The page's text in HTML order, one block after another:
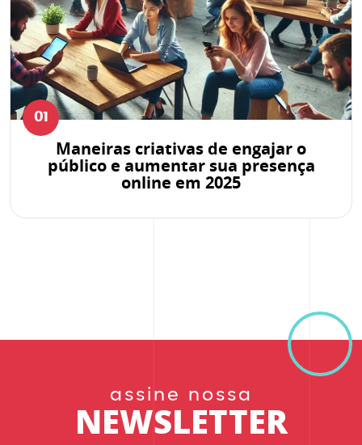
01
Maneiras criativas de engajar o
público e aumentar sua presença
online em 2025
assine nossa
NEWSLETTER